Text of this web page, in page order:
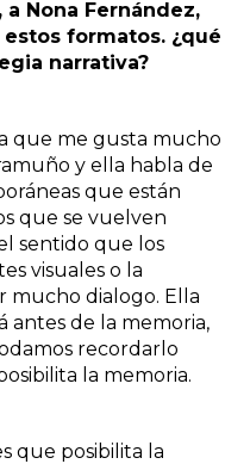
Nona Fernández,
formatos. ¿qué
narrativa?
que me gusta mucho
y ella habla de
que están
que se vuelven
sentido que los
visuales o la
mucho dialogo. Ella
antes de la memoria,
recordarlo
la memoria.
que posibilita la